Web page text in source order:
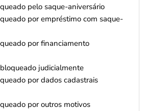
pelo saque-aniversário
por empréstimo com saque-
por financiamento
judicialmente
por dados cadastrais
por outros motivos